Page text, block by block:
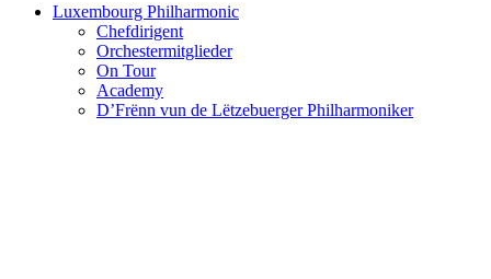
Luxembourg Philharmonic
Chefdirigent
Orchestermitglieder
On Tour
Academy
D’Frënn vun de Lëtzebuerger Philharmoniker